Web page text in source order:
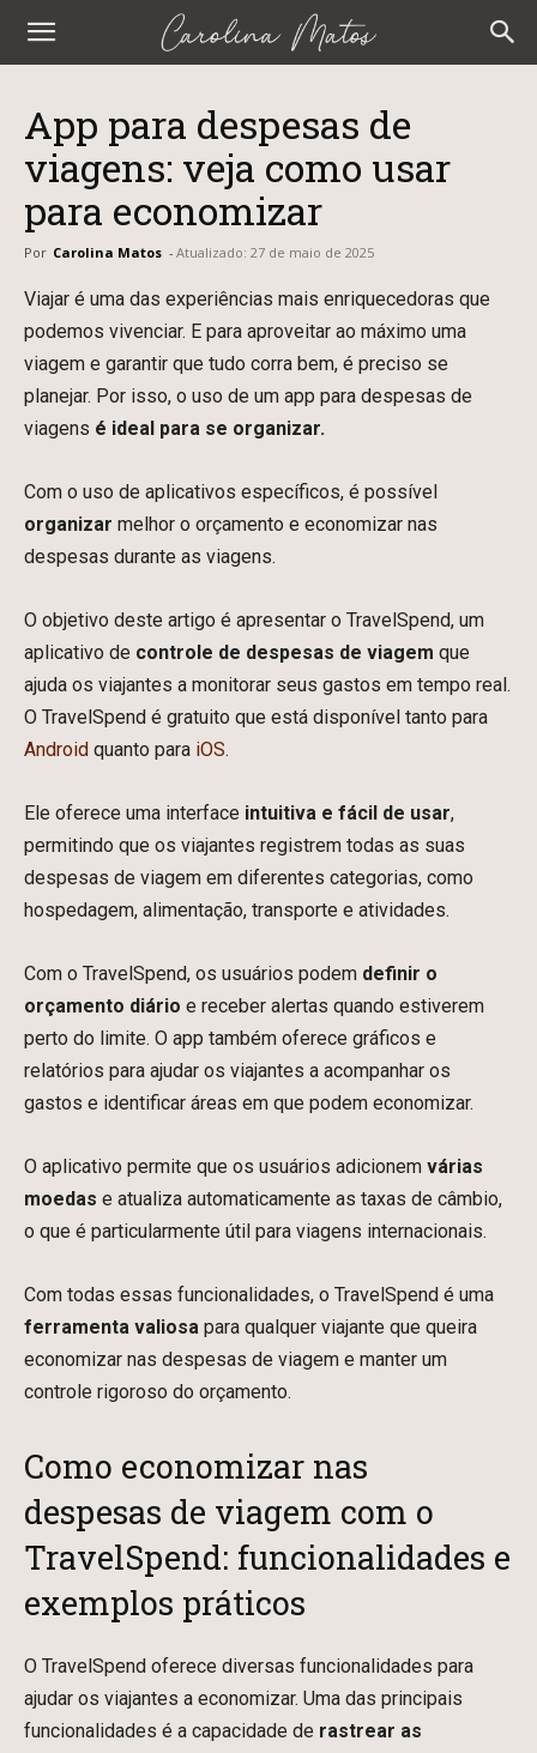
Carolina
App para despesas de
viagens: veja como usar
para economizar
Por Carolina Matos - Atualizado: 27 de maio de 2025
Viajar é uma das experiências mais enriquecedoras que
podemos vivenciar. E para aproveitar ao máximo uma
viagem e garantir que tudo corra bem, é preciso se
planejar. Por isso, o uso de um app para despesas de
viagens é ideal para se organizar.
Com o uso de aplicativos específicos, é possível
organizar melhor o orçamento e economizar nas
despesas durante as viagens.
O objetivo deste artigo é apresentar o TravelSpend, um
aplicativo de controle de despesas de viagem que
ajuda os viajantes a monitorar seus gastos em tempo real.
O TravelSpend é gratuito que está disponível tanto para
Android quanto para iOS.
Ele oferece uma interface intuitiva e fácil de usar,
permitindo que os viajantes registrem todas as suas
despesas de viagem em diferentes categorias, como
hospedagem, alimentação, transporte e atividades.
Com o TravelSpend, os usuários podem definir o
orçamento diário e receber alertas quando estiverem
perto do limite. O app também oferece gráficos e
relatórios para ajudar os viajantes a acompanhar os
gastos e identificar áreas em que podem economizar.
O aplicativo permite que os usuários adicionem várias
moedas e atualiza automaticamente as taxas de câmbio,
o que é particularmente útil para viagens internacionais.
Com todas essas funcionalidades, o TravelSpend é uma
ferramenta valiosa para qualquer viajante que queira
economizar nas despesas de viagem e manter um
controle rigoroso do orçamento.
Como economizar nas
despesas de viagem com o
TravelSpend: funcionalidades e
exemplos práticos
O TravelSpend oferece diversas funcionalidades para
ajudar os viajantes a economizar. Uma das principais
funcionalidades é a capacidade de rastrear as